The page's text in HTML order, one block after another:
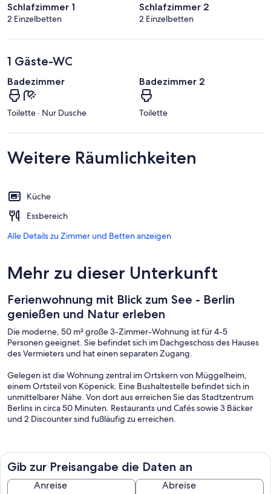
Schlafzimmer 1
2 Einzelbetten
Schlafzimmer 2
2 Einzelbetten
1 Gäste-WC
Badezimmer
Toilette · Nur Dusche
Badezimmer 2
Toilette
Weitere Räumlichkeiten
Küche
Essbereich
Alle Details zu Zimmer und Betten anzeigen
Mehr zu dieser Unterkunft
Ferienwohnung mit Blick zum See - Berlin
genießen und Natur erleben
Die moderne, 50 m² große 3-Zimmer-Wohnung ist für 4-5
Personen geeignet. Sie befindet sich im Dachgeschoss des Hauses
des Vermieters und hat einen separaten Zugang.
Gelegen ist die Wohnung zentral im Ortskern von Müggelheim,
einem Ortsteil von Köpenick. Eine Bushaltestelle befindet sich in
unmittelbarer Nähe. Von dort aus erreichen Sie das Stadtzentrum
Berlins in circa 50 Minuten. Restaurants und Cafés sowie 3 Bäcker
und 2 Discounter sind fußläufig zu erreichen.
die ausziehbare Eckcouch mit einer Liegefläche von 1,4 x 2 m eine
zusätzliche Schlafmöglichkeit für eine 5. Person. In den 2
Schlafzimmern sorgen jeweils 2 einzeln stehende Boxspringbetten
für einen erholsamen Schlaf. Die eingebaute kontrollierte Be- und
Gib zur Preisangabe die Daten an
Anreise Abreise